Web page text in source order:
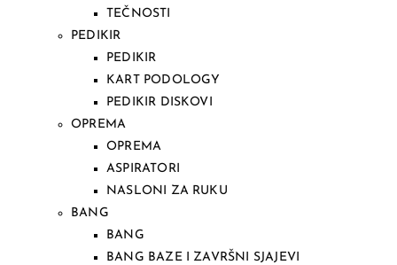
TEČNOSTI
PEDIKIR
PEDIKIR
KART PODOLOGY
PEDIKIR DISKOVI
OPREMA
OPREMA
ASPIRATORI
NASLONI ZA RUKU
BANG
BANG
BANG BAZE I ZAVRŠNI SJAJEVI